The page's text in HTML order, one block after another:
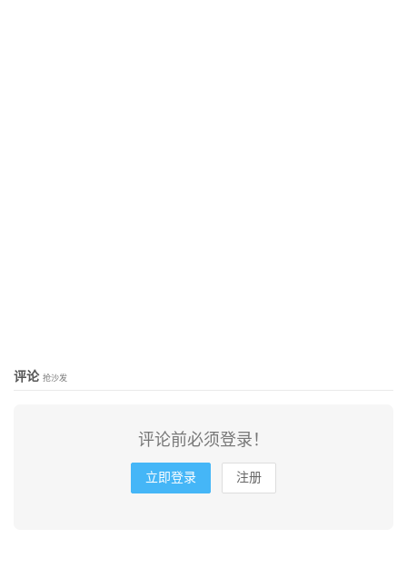
评论 抢沙发
评论前必须登录！
立即登录 注册